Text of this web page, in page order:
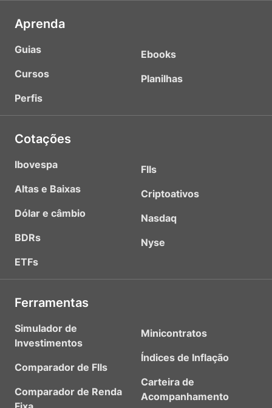
Aprenda
Guias
Cursos
Perfis
Ebooks
Planilhas
Cotações
Ibovespa
Altas e Baixas
Dólar e câmbio
BDRs
ETFs
FIIs
Criptoativos
Nasdaq
Nyse
Ferramentas
Simulador de
Investimentos
Comparador de FIIs
Comparador de Renda
Minicontratos
Índices de Inflação
Carteira de
Acompanhamento